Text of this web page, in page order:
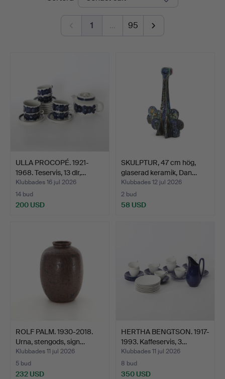
1 … 95
ULLA PROCOPÉ. 1921-
1968. Teservis, 13 dlr,…
Klubbades 16 jul 2026
14 bud
200 USD
SKULPTUR, 47 cm hög,
glaserad keramik, Dan…
Klubbades 12 jul 2026
2 bud
58 USD
ROLF PALM. 1930-2018.
Urna, stengods, sign…
Klubbades 11 jul 2026
5 bud
232 USD
HERTHA BENGTSON. 1917-
1993. Kaffeservis, 3…
Klubbades 11 jul 2026
8 bud
350 USD